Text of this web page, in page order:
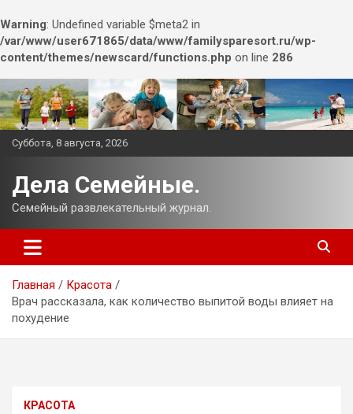
Warning: Undefined variable $meta2 in
/var/www/user671865/data/www/familysparesort.ru/wp-
content/themes/newscard/functions.php on line 286
Перейти
к
содержимому
Суббота, 8 августа, 2026
Дела Семейные.
Семейный развлекательный журнал.
Главная
Красота
Врач рассказала, как количество выпитой воды влияет на
похудение
КРАСОТА